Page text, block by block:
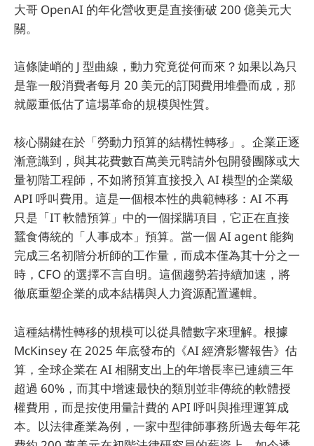
大哥 OpenAI 的年化營收更是直接衝破 200 億美元大
關。
這條陡峭的 J 型曲線，動力究竟從何而來？如果以為只
是靠一般消費者每月 20 美元的訂閱費用堆疊而成，那
就嚴重低估了這場革命的規模與性質。
核心關鍵在於「勞動力預算的結構性轉移」。企業正逐
漸意識到，與其花費數百萬美元聘請外包開發團隊或大
量初階工程師，不如將預算直接投入 AI 模型的企業級
API 呼叫費用。這是一個根本性的典範轉移：AI 不再
只是「IT 軟體預算」中的一個採購項目，它正在直接
蠶食傳統的「人事成本」預算。當一個 AI agent 能夠
完成三名初階分析師的工作量，而成本僅為其十分之一
時，CFO 的選擇不言自明。這個趨勢若持續加速，將
徹底重塑企業的成本結構與人力資源配置邏輯。
這種結構性轉移的規模可以從具體數字來理解。根據
McKinsey 在 2025 年底發布的《AI 經濟影響報告》估
算，全球企業在 AI 相關支出上的年增長率已連續三年
超過 60%，而其中增速最快的類別並非傳統的軟體授
權費用，而是按使用量計費的 API 呼叫與推理運算成
本。以法律產業為例，一家中型律師事務所過去每年花